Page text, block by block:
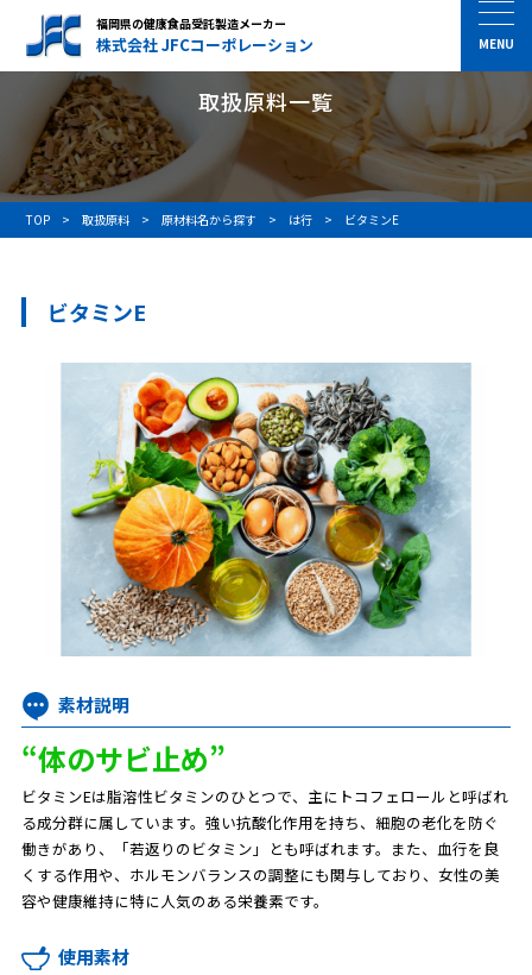
福岡県の健康食品受託製造メーカー
株式会社 JFCコーポレーション
取扱原料一覧
TOP 取扱原料 原材料名から探す は行 ビタミンE
ビタミンE
素材説明
“体のサビ止め”
ビタミンEは脂溶性ビタミンのひとつで、主にトコフェロールと呼ばれ
る成分群に属しています。強い抗酸化作用を持ち、細胞の老化を防ぐ
働きがあり、「若返りのビタミン」とも呼ばれます。また、血行を良
くする作用や、ホルモンバランスの調整にも関与しており、女性の美
容や健康維持に特に人気のある栄養素です。
使用素材